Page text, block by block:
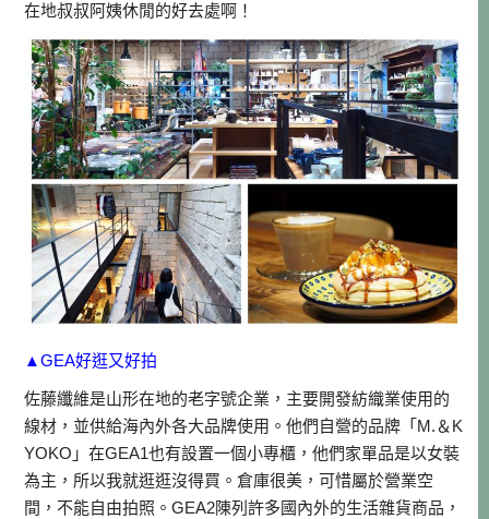
在地叔叔阿姨休閒的好去處啊！
▲GEA好逛又好拍
佐藤纖維是山形在地的老字號企業，主要開發紡織業使用的
線材，並供給海內外各大品牌使用。他們自營的品牌「M.＆K
YOKO」在GEA1也有設置一個小專櫃，他們家單品是以女裝
為主，所以我就逛逛沒得買。倉庫很美，可惜屬於營業空
間，不能自由拍照。GEA2陳列許多國內外的生活雜貨商品，